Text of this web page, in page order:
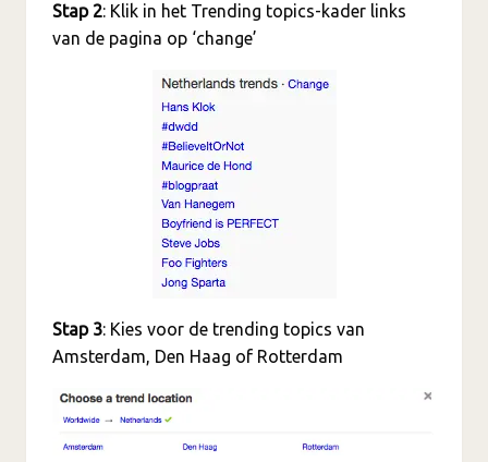
Stap 2: Klik in het Trending topics-kader links
van de pagina op ‘change’
Stap 3: Kies voor de trending topics van
Amsterdam, Den Haag of Rotterdam